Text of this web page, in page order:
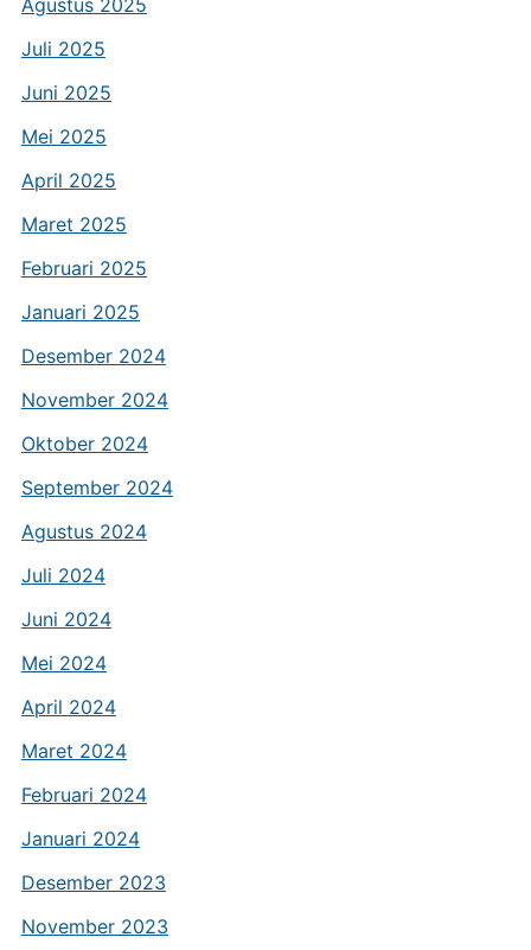
Agustus 2025
Juli 2025
Juni 2025
Mei 2025
April 2025
Maret 2025
Februari 2025
Januari 2025
Desember 2024
November 2024
Oktober 2024
September 2024
Agustus 2024
Juli 2024
Juni 2024
Mei 2024
April 2024
Maret 2024
Februari 2024
Januari 2024
Desember 2023
November 2023